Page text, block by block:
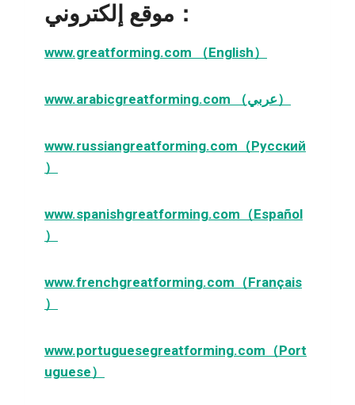
موقع إلكتروني：
www.greatforming.com （English）
www.arabicgreatforming.com （عربي）
www.russiangreatforming.com（Русский
）
www.spanishgreatforming.com（Español
）
www.frenchgreatforming.com（Français
）
www.portuguesegreatforming.com（Port
uguese）